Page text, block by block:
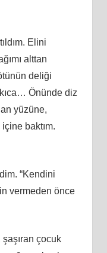
Elini
alttan
deliği
Önünde diz
yüzüne,
baktım.
“Kendini
vermeden önce
çocuk